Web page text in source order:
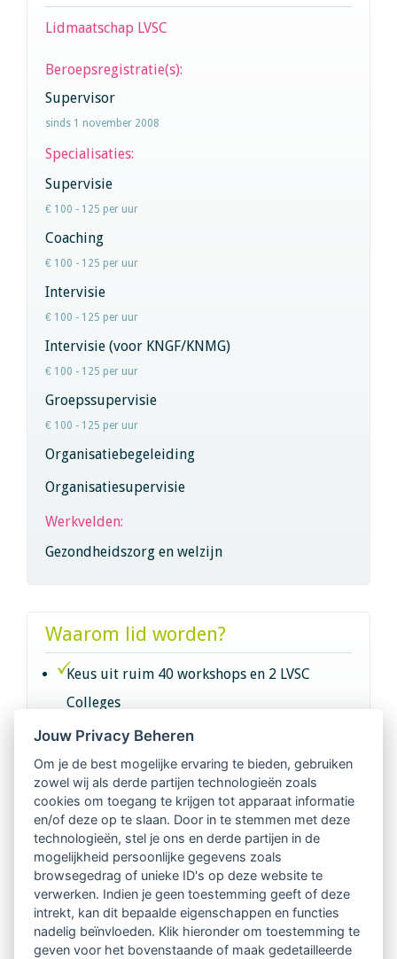
Lidmaatschap LVSC
Beroepsregistratie(s):
Supervisor
sinds 1 november 2008
Specialisaties:
Supervisie
€ 100 - 125 per uur
Coaching
€ 100 - 125 per uur
Intervisie
€ 100 - 125 per uur
Intervisie (voor KNGF/KNMG)
€ 100 - 125 per uur
Groepssupervisie
€ 100 - 125 per uur
Organisatiebegeleiding
Organisatiesupervisie
Werkvelden:
Gezondheidszorg en welzijn
Waarom lid worden?
Keus uit ruim 40 workshops en 2 LVSC
Colleges
Intervisie met geregistreerde vakgenoten
Netwerk van 2100 professionals in 14
regio's
Vindbaar voor opdrachtgevers
Tijdschrift voor
Begeleidingskunde & kennisbank
Jouw Privacy Beheren
Om je de best mogelijke ervaring te bieden, gebruiken
zowel wij als derde partijen technologieën zoals
cookies om toegang te krijgen tot apparaat informatie
en/of deze op te slaan. Door in te stemmen met deze
technologieën, stel je ons en derde partijen in de
mogelijkheid persoonlijke gegevens zoals
browsegedrag of unieke ID's op deze website te
verwerken. Indien je geen toestemming geeft of deze
intrekt, kan dit bepaalde eigenschappen en functies
nadelig beïnvloeden. Klik hieronder om toestemming te
geven voor het bovenstaande of maak gedetailleerde